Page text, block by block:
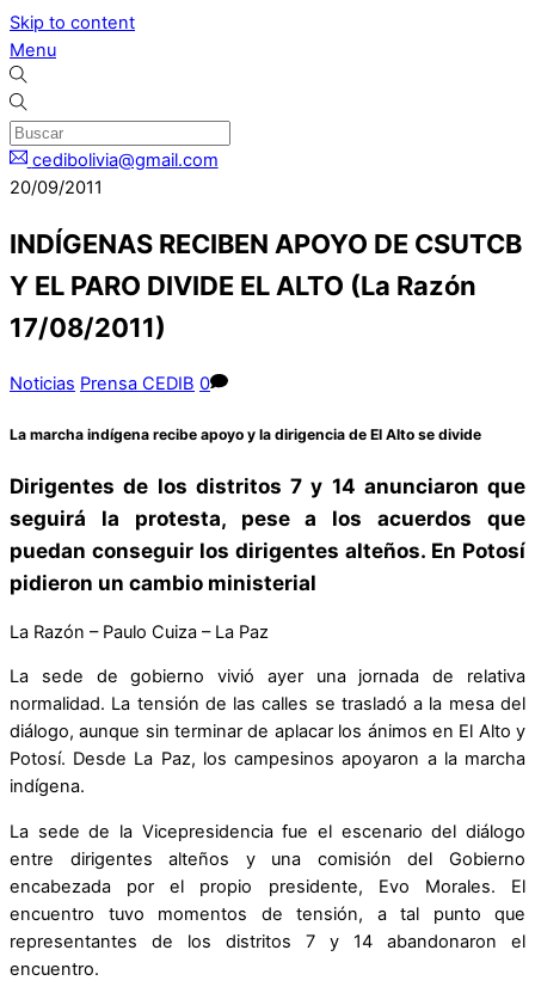
Skip to content
Menu
cedibolivia@gmail.com
20/09/2011
INDÍGENAS RECIBEN APOYO DE CSUTCB
Y EL PARO DIVIDE EL ALTO (La Razón
17/08/2011)
Noticias Prensa CEDIB 0
La marcha indígena recibe apoyo y la dirigencia de El Alto se divide
Dirigentes de los distritos 7 y 14 anunciaron que
seguirá la protesta, pese a los acuerdos que
puedan conseguir los dirigentes alteños. En Potosí
pidieron un cambio ministerial
La Razón – Paulo Cuiza – La Paz
La sede de gobierno vivió ayer una jornada de relativa
normalidad. La tensión de las calles se trasladó a la mesa del
diálogo, aunque sin terminar de aplacar los ánimos en El Alto y
Potosí. Desde La Paz, los campesinos apoyaron a la marcha
indígena.
La sede de la Vicepresidencia fue el escenario del diálogo
entre dirigentes alteños y una comisión del Gobierno
encabezada por el propio presidente, Evo Morales. El
encuentro tuvo momentos de tensión, a tal punto que
representantes de los distritos 7 y 14 abandonaron el
encuentro.